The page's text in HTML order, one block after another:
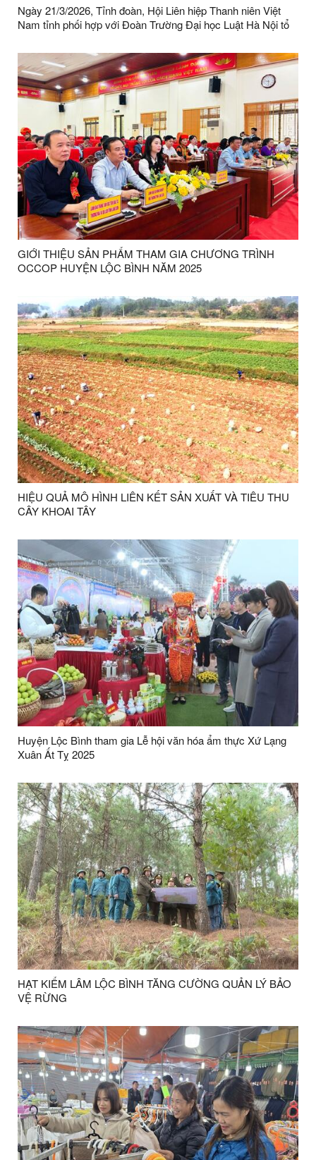
Ngày 21/3/2026, Tỉnh đoàn, Hội Liên hiệp Thanh niên Việt
Nam tỉnh phối hợp với Đoàn Trường Đại học Luật Hà Nội tổ
cấp tỉnh năm 2026 tại xã Lộc Bình
GIỚI THIỆU SẢN PHẨM THAM GIA CHƯƠNG TRÌNH
OCCOP HUYỆN LỘC BÌNH NĂM 2025
HIỆU QUẢ MÔ HÌNH LIÊN KẾT SẢN XUẤT VÀ TIÊU THU
CÂY KHOAI TÂY
Huyện Lộc Bình tham gia Lễ hội văn hóa ẩm thực Xứ Lạng
Xuân Ất Tỵ 2025
HẠT KIỂM LÂM LỘC BÌNH TĂNG CƯỜNG QUẢN LÝ BẢO
VỆ RỪNG